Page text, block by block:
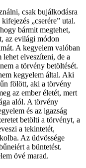
csak bujálkodásra
„cserére” utal.
bármit megtehet,
az evilági módon
A kegyelem valóban
elveszíteni, de a
a törvény betöltését.
kegyelem által. Aki
fölött, aki a törvény
az ember életét, mert
alól. A törvény
és az igazság
betölti a törvényt, a
a tekintetét,
Az üdvössége
a büntetést.
övé marad.